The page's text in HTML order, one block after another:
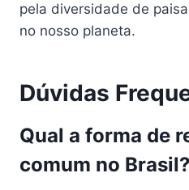
pela diversidade de
no nosso planeta.
Dúvidas
Qual a forma de
comum no Brasil?